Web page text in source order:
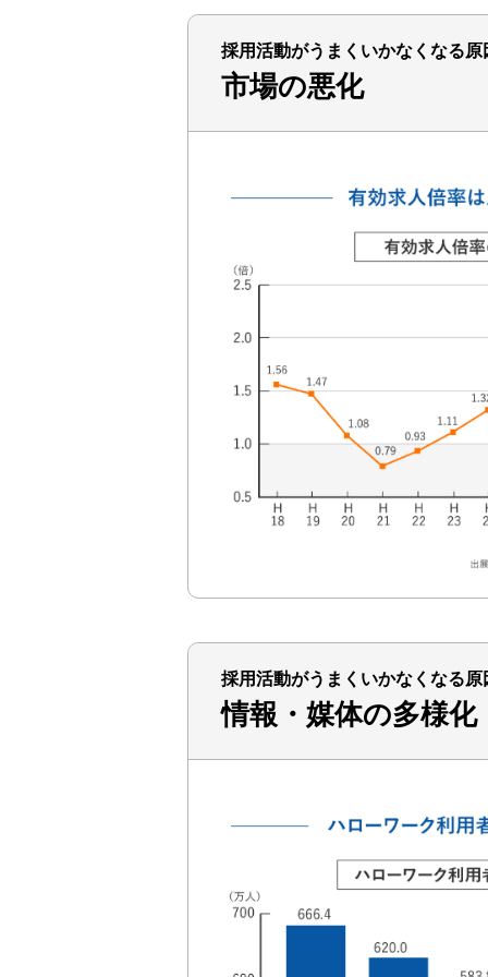
採用活動がうまくいかなくなる
市場の悪化
採用活動がうまくいかなくなる
情報・媒体の多様化